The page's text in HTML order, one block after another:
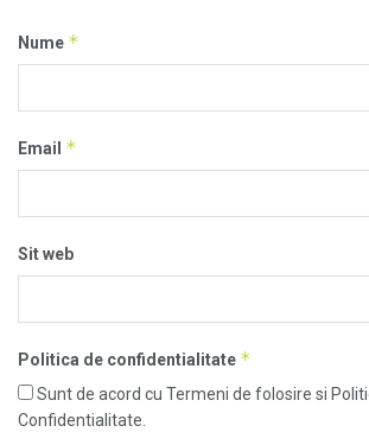
Nume *
Email *
Sit web
Politica de confidentialitate *
Sunt de acord cu Termeni de folosire si
Confidentialitate.